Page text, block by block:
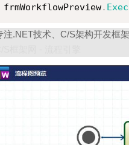
frmWorkflowPreview.
注.NET技术、C/S架构开发框